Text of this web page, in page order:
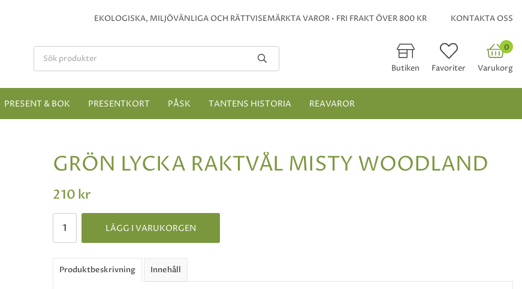
EKOLOGISKA, MILJÖVÄNLIGA OCH RÄTTVISEMÄRKTA VAROR • FRI FRAKT ÖVER 800 KR KONTAKTA OSS
Butiken Favoriter
0
Varukorg
PRESENT & BOK PRESENTKORT PÅSK TANTENS HISTORIA REAVAROR
GRÖN LYCKA RAKTVÅL MISTY WOODLAND
210 kr
LÄGG I VARUKORGEN
Produktbeskrivning Innehåll